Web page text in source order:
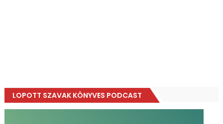
LOPOTT SZAVAK KÖNYVES PODCAST